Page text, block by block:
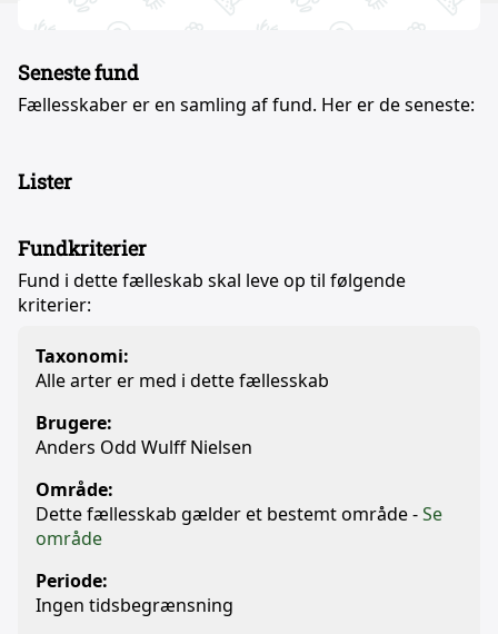
Seneste fund
Fællesskaber er en samling af fund. Her er de seneste:
Lister
Fundkriterier
Fund i dette fælleskab skal leve op til følgende
kriterier:
Taxonomi:
Alle arter er med i dette fællesskab
Brugere:
Anders Odd Wulff Nielsen
Område:
Dette fællesskab gælder et bestemt område -Se
område
Periode:
Ingen tidsbegrænsning